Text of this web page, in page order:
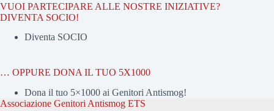
VUOI PARTECIPARE ALLE NOSTRE INIZIATIVE?
DIVENTA SOCIO!
Diventa SOCIO
… OPPURE DONA IL TUO 5X1000
Dona il tuo 5×1000 ai Genitori Antismog!
Associazione Genitori Antismog ETS